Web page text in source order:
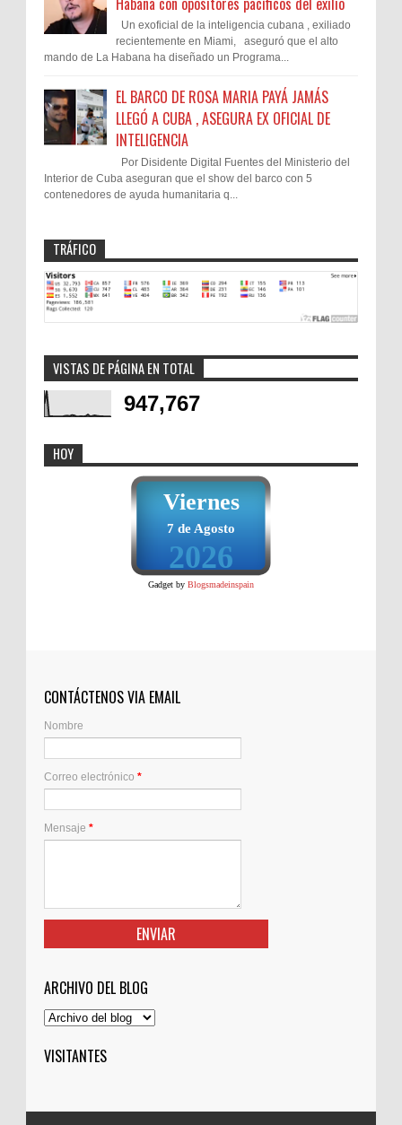
Un exoficial de la inteligencia cubana , exiliado
recientemente en Miami, aseguró que el alto
mando de La Habana ha diseñado un Programa...
EL BARCO DE ROSA MARIA PAYÁ JAMÁS
LLEGÓ A CUBA , ASEGURA EX OFICIAL DE
INTELIGENCIA
Por Disidente Digital Fuentes del Ministerio del
Interior de Cuba aseguran que el show del barco con 5
contenedores de ayuda humanitaria q...
TRÁFICO
VISTAS DE PÁGINA EN TOTAL
947,767
HOY
Viernes
7 de Agosto
2026
Gadget by Blogsmadeinspain
CONTÁCTENOS VIA EMAIL
Nombre
Correo electrónico *
Mensaje *
ARCHIVO DEL BLOG
VISITANTES